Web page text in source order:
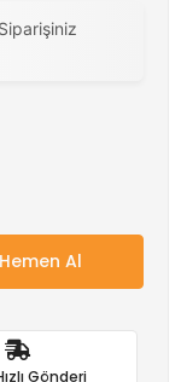
Hemen Al
Gönderi